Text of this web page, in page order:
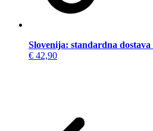
Slovenija: standardna
€ 42,90